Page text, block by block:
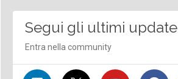
Segui gli ultimi update
Entra nella community